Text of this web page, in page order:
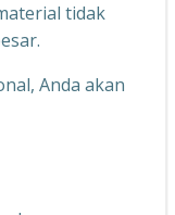
tidak
Anda akan